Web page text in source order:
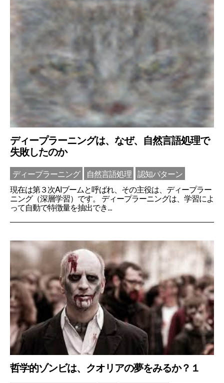
ディープラーニングは、なぜ、自然言語処理で
失敗したのか
ディープラーニング 自然言語処理 認知パターン
現在は第３次AIブームと呼ばれ、その主役は、ディープラー
ニング（深層学習）です。 ディープラーニングは、学習によ
って自動で特徴量を抽出でき...
哲学的ゾンビは、クオリアの夢をみるか？１